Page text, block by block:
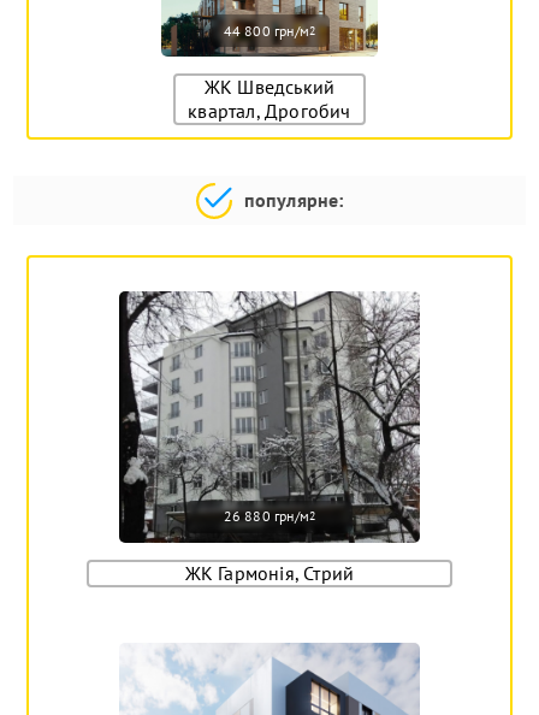
44 800 грн/м2
ЖК Шведський
квартал, Дрогобич
популярне:
26 880 грн/м2
ЖК Гармонія, Стрий